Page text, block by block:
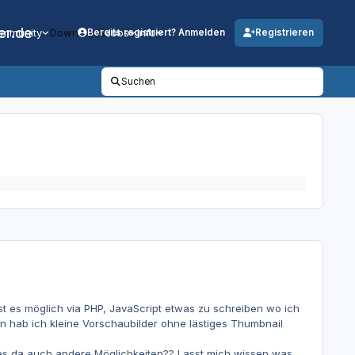
DownloadsJobs Info
Bereits registriert? Anmelden Registrieren
Suchen
möglich via PHP, JavaScript etwas zu schreiben wo ich
hab ich kleine Vorschaubilder ohne lästiges Thumbnail